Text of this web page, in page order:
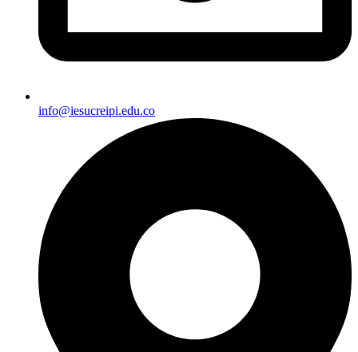
info@iesucreipi.edu.co